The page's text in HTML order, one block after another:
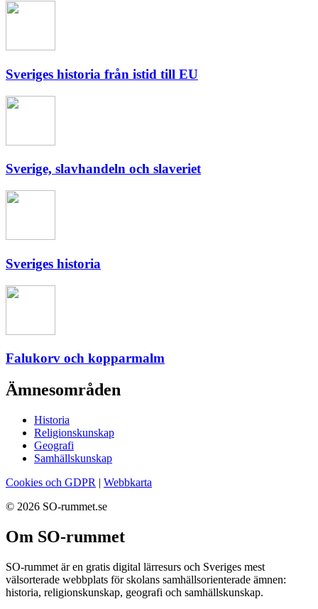
Sveriges historia från istid till EU
Sverige, slavhandeln och slaveriet
Sveriges historia
Falukorv och kopparmalm
Ämnesområden
Historia
Religionskunskap
Geografi
Samhällskunskap
Cookies och GDPR | Webbkarta
© 2026 SO-rummet.se
Om SO-rummet
SO-rummet är en gratis digital lärresurs och Sveriges mest
välsorterade webbplats för skolans samhällsorienterade ämnen:
historia, religionskunskap, geografi och samhällskunskap.